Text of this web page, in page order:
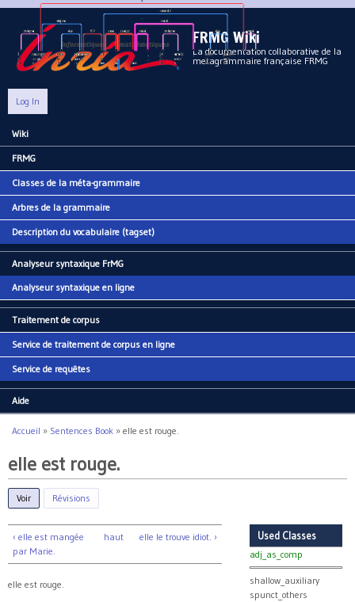
Aller au contenu principal
FRMG Wiki
La documentation collaborative de la
metagrammaire française FRMG
Log In
Main menu
Wiki
FRMG
Classes de la méta-grammaire
Arbres de la grammaire
Description du vocabulaire (tagset)
Analyseur syntaxique FrMG
Analyseur syntaxique en ligne
Traitement de corpus
Service de traitement de corpus en ligne
Service de requêtes
Aide
Vous êtes ici
Accueil » Sentences Book » elle est rouge.
elle est rouge.
Voir (onglet actif)
Révisions
‹ elle est mangée
par Marie.
haut elle le trouve idiot. ›
elle est rouge.
Used Classes
adj_as_comp
shallow_auxiliary
spunct_others